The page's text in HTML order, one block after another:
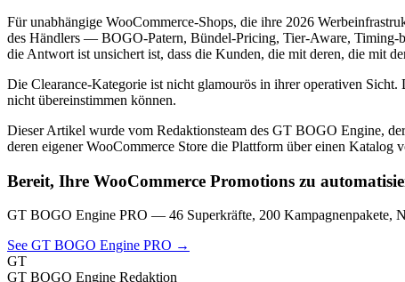
Für unabhängige WooCommerce-Shops, die ihre 2026
des Händlers — BOGO-Patern, Bündel-Pricing, Tier-Aware, Timing-
die Antwort ist unsichert ist, dass die Kunden, die mit deren, die mit
Die Clearance-Kategorie ist nicht glamourös in ihrer operativen
nicht übereinstimmen können.
Dieser Artikel wurde vom Redaktionsteam des GT BOGO Engine,
deren eigener WooCommerce Store die Plattform über einen
Bereit, Ihre WooCommerce Promotions zu
GT BOGO Engine PRO — 46 Superkräfte, 200 Kampagnenpakete,
See GT BOGO Engine PRO →
GT
GT BOGO Engine Redaktion